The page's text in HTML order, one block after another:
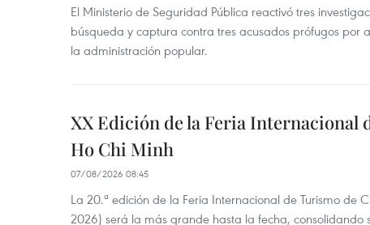
El Ministerio de Seguridad Pública reactivó tres
búsqueda y captura contra tres acusados prófugos por
la administración popular.
XX Edición de la Feria Internacional
Ho Chi Minh
07/08/2026 08:45
La 20.ª edición de la Feria Internacional de Turismo de
2026) será la más grande hasta la fecha, consolidando